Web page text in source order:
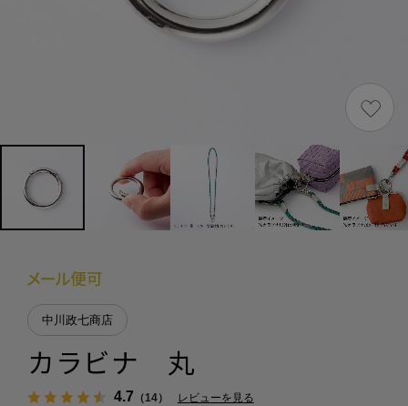
中川政七商店
カラビナ 丸
4.7 （14）
レビューを見る